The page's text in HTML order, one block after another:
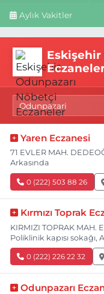
Aylık Vakitler
Eskişehir
Yaren Eczanesi
71 EVLER MAH.
Arkasında
0 (222) 503 88 26
Kırmızı Toprak
KIRMIZI TOPRAK MAH.
Poliklinik kapısı sokağı,
0 (222) 226 22 32
Odunpazarı